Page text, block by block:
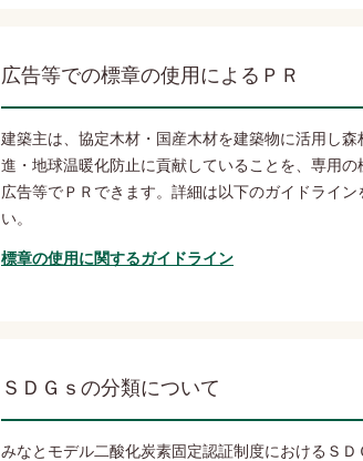
広告等での標章の使用によるＰＲ
建築主は、協定木材・国産木材を建築物に活用し森
進・地球温暖化防止に貢献していることを、専用の
広告等でＰＲできます。詳細は以下のガイドライン
い。
標章の使用に関するガイドライン
ＳＤＧｓの分類について
みなとモデル二酸化炭素固定認証制度におけるＳＤ